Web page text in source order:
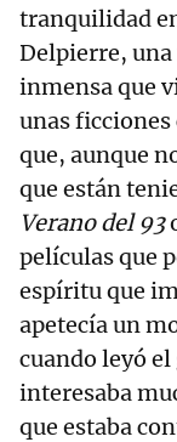
tranquilidad
Delpierre,
inmensa que
unas ficciones
que, aunque
que están
Verano del 93
películas que
espíritu que
apetecía un
cuando leyó
interesaba
que estaba